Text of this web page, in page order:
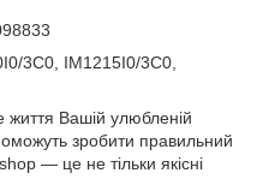
3C0, IM1215I0/3C0,
життя Вашій улюбленій
зробити правильний
— це не тільки якісні